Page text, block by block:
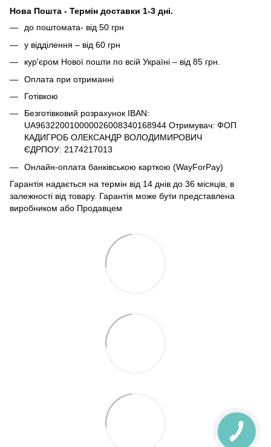
Нова Пошта - Термін доставки 1-3 дні.
до поштомата- від 50 грн
у відділення – від 60 грн
кур'єром Нової пошти по всій Україні – від 85 грн.
Оплата при отриманні
Готівкою
Безготівковий розрахунок IBAN:
UA963220010000026008340168944 Отримувач: ФОП
КАДИГРОБ ОЛЕКСАНДР ВОЛОДИМИРОВИЧ
ЄДРПОУ: 2174217013
Онлайн-оплата банківською карткою (WayForPay)
Гарантія надається на термін від 14 днів до 36 місяців, в
залежності від товару. Гарантія може бути представлена ​​
виробником або Продавцем